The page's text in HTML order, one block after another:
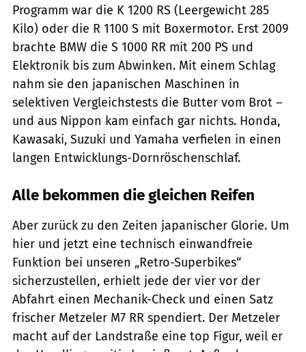
Programm war die K 1200 RS (Leergewicht 285
Kilo) oder die R 1100 S mit Boxermotor. Erst 2009
brachte BMW die S 1000 RR mit 200 PS und
Elektronik bis zum Abwinken. Mit einem Schlag
nahm sie den japanischen Maschinen in
selektiven Vergleichstests die Butter vom Brot –
und aus Nippon kam einfach gar nichts. Honda,
Kawasaki, Suzuki und Yamaha verfielen in einen
langen Entwicklungs-Dornröschenschlaf.
Alle bekommen die gleichen Reifen
Aber zurück zu den Zeiten japanischer Glorie. Um
hier und jetzt eine technisch einwandfreie
Funktion bei unseren „Retro-Superbikes“
sicherzustellen, erhielt jede der vier vor der
Abfahrt einen Mechanik-Check und einen Satz
frischer Metzeler M7 RR spendiert. Der Metzeler
macht auf der Landstraße eine top Figur, weil er